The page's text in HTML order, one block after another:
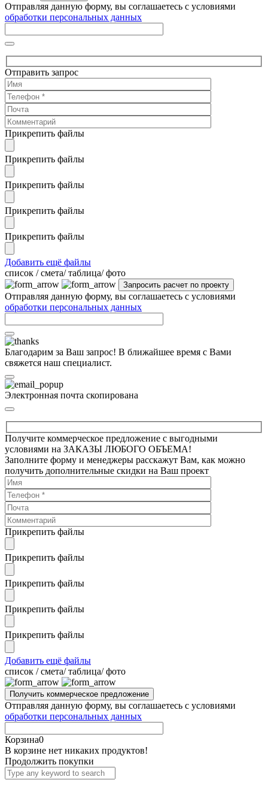
Отправляя данную форму, вы соглашаетесь с условиями
обработки персональных данных
Отправить запрос
Прикрепить файлы
Прикрепить файлы
Прикрепить файлы
Прикрепить файлы
Прикрепить файлы
Добавить ещё файлы
cписок / смета/ таблица/ фото
Отправляя данную форму, вы соглашаетесь с условиями
обработки персональных данных
Благодарим за Ваш запрос! В ближайшее время с Вами
свяжется наш специалист.
Электронная почта скопирована
Получите коммерческое предложение с выгодными
условиями на ЗАКАЗЫ ЛЮБОГО ОБЪЕМА!
Заполните форму и менеджеры расскажут Вам, как можно
получить дополнительные скидки на Ваш проект
Прикрепить файлы
Прикрепить файлы
Прикрепить файлы
Прикрепить файлы
Прикрепить файлы
Добавить ещё файлы
cписок / смета/ таблица/ фото
Отправляя данную форму, вы соглашаетесь с условиями
обработки персональных данных
Корзина0
В корзине нет никаких продуктов!
Продолжить покупки